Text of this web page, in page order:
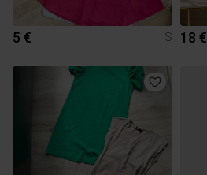
5 € S 18 €